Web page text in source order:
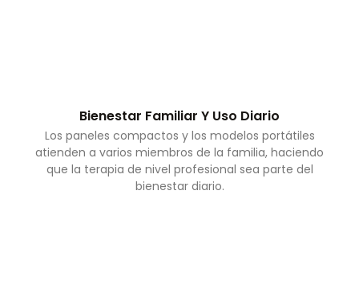
Bienestar Familiar Y Uso Diario
Los paneles compactos y los modelos portátiles
atienden a varios miembros de la familia, haciendo
que la terapia de nivel profesional sea parte del
bienestar diario.